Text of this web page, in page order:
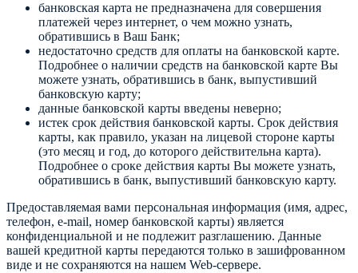
банковская карта не предназначена для совершения
платежей через интернет, о чем можно узнать,
обратившись в Ваш Банк;
недостаточно средств для оплаты на банковской карте.
Подробнее о наличии средств на банковской карте Вы
можете узнать, обратившись в банк, выпустивший
банковскую карту;
данные банковской карты введены неверно;
истек срок действия банковской карты. Срок действия
карты, как правило, указан на лицевой стороне карты
(это месяц и год, до которого действительна карта).
Подробнее о сроке действия карты Вы можете узнать,
обратившись в банк, выпустивший банковскую карту.
Предоставляемая вами персональная информация (имя, адрес,
телефон, e-mail, номер банковской карты) является
конфиденциальной и не подлежит разглашению. Данные
вашей кредитной карты передаются только в зашифрованном
виде и не сохраняются на нашем Web-сервере.